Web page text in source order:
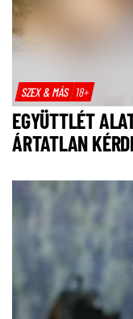
SZEX & MÁS 18+
EGYÜTTLÉT
ÁRTATLAN